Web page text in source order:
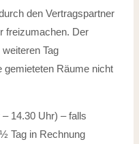
den Vertragspartner
freizumachen. Der
Tag
gemieteten Räume nicht
14.30 Uhr) – falls
Tag in Rechnung